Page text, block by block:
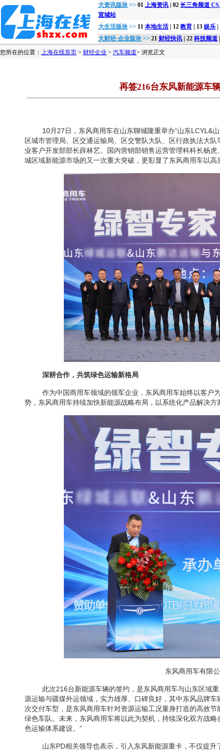
大资讯版块 >> 01 上海资讯 | 02 长三角频道
宣城站
大生活版块 >> 11 本地生活 | 12 教育 | 13 娱乐
大财经·企业版块 >> 21 财经快讯 | 22 科技频道
您所在的位置： 上海在线首页 > 财经企业 > 汽车频道> 浏览正文
再签216台东风新能源车
10月27日，东风商用车在山东聊城隆重举办“山东LCYL&
区城市管理局、区交通运输局、区交警队大队、区行政执法大
业客户开发部部长薛林艺、国内营销部销售运营管理科科长杨
城区域新能源市场的又一次重大突破，更彰显了东风商用车以
深耕合作，共筑绿色运输新格局
作为中国商用车领域的领军企业，东风商用车始终以客户
势，东风商用车持续加快新能源战略布局，以系统化产品解决
东风商用车有限
此次216台新能源车辆的签约，是东风商用车与山东区域
源运输与疆煤外运领域，实力雄厚、口碑良好，其中东风品牌
次交付车型，是东风商用车针对资源运输工况量身打造的高效
绿色车队。未来，东风商用车将以此为契机，持续深化双方战
色运输体系建设。”
山东PD相关领导也表示，引入东风新能源重卡，不仅提